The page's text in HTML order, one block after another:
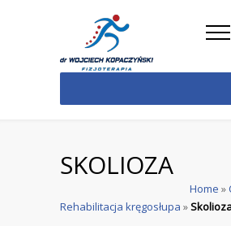
SKOLIOZA
Home »
Rehabilitacja kręgosłupa »